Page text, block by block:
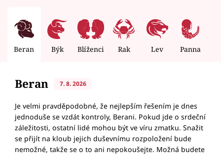
Beran Býk Blíženci Rak Lev Panna
Beran 7. 8. 2026
Je velmi pravděpodobné, že nejlepším řešením je dnes
jednoduše se vzdát kontroly, Berani. Pokud jde o srdeční
záležitosti, ostatní lidé mohou být ve víru zmatku. Snažit
se přijít na kloub jejich duševnímu rozpoložení bude
nemožné, takže se o to ani nepokoušejte. Možná budete